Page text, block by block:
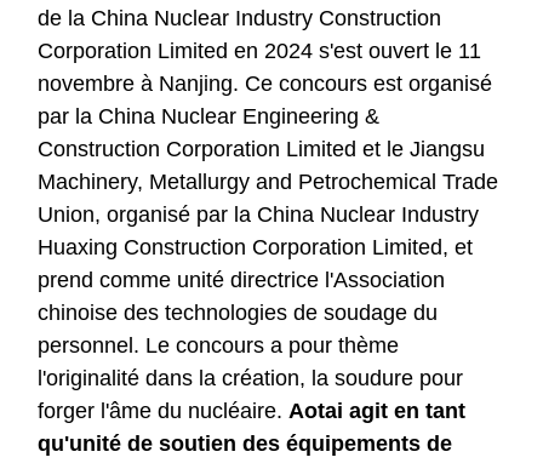
de la China Nuclear Industry Construction
Corporation Limited en 2024 s'est ouvert le 11
novembre à Nanjing. Ce concours est organisé
par la China Nuclear Engineering &
Construction Corporation Limited et le Jiangsu
Machinery, Metallurgy and Petrochemical Trade
Union, organisé par la China Nuclear Industry
Huaxing Construction Corporation Limited, et
prend comme unité directrice l'Association
chinoise des technologies de soudage du
personnel. Le concours a pour thème
l'originalité dans la création, la soudure pour
forger l'âme du nucléaire.Aotai agit en tant
qu'unité de soutien des équipements de